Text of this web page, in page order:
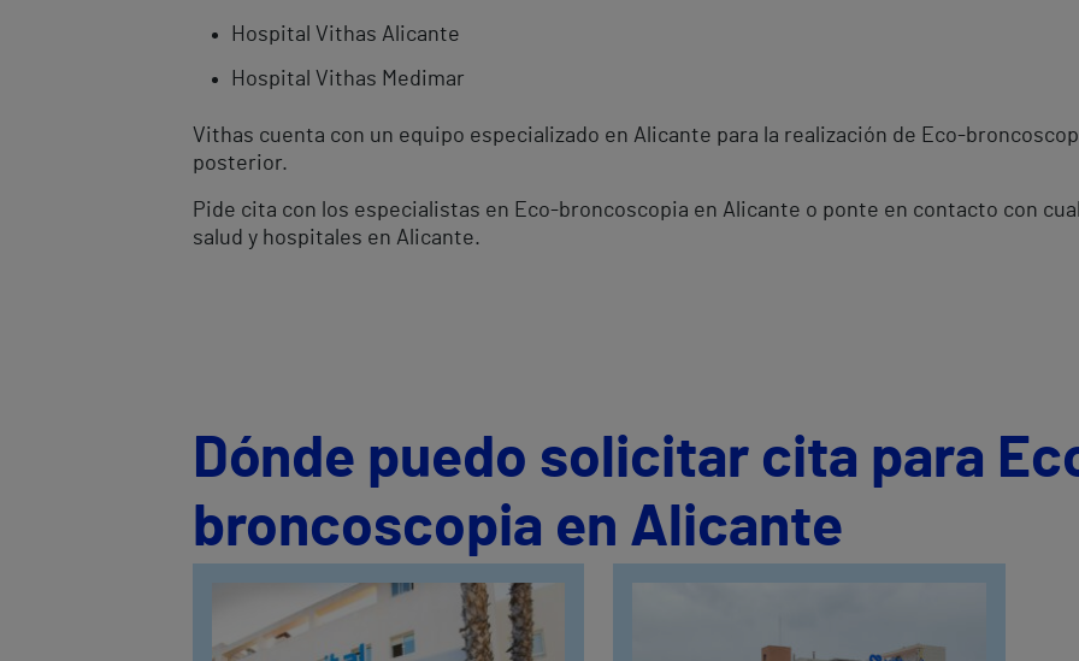
Hospital Vithas Alicante
Hospital Vithas Medimar
Vithas cuenta con un equipo especializado en Alicante para la realización de Eco-
posterior.
Pide cita con los especialistas en Eco-broncoscopia en Alicante o ponte en contacto con
salud y hospitales en Alicante.
Dónde puedo solicitar cita para
broncoscopia en Alicante